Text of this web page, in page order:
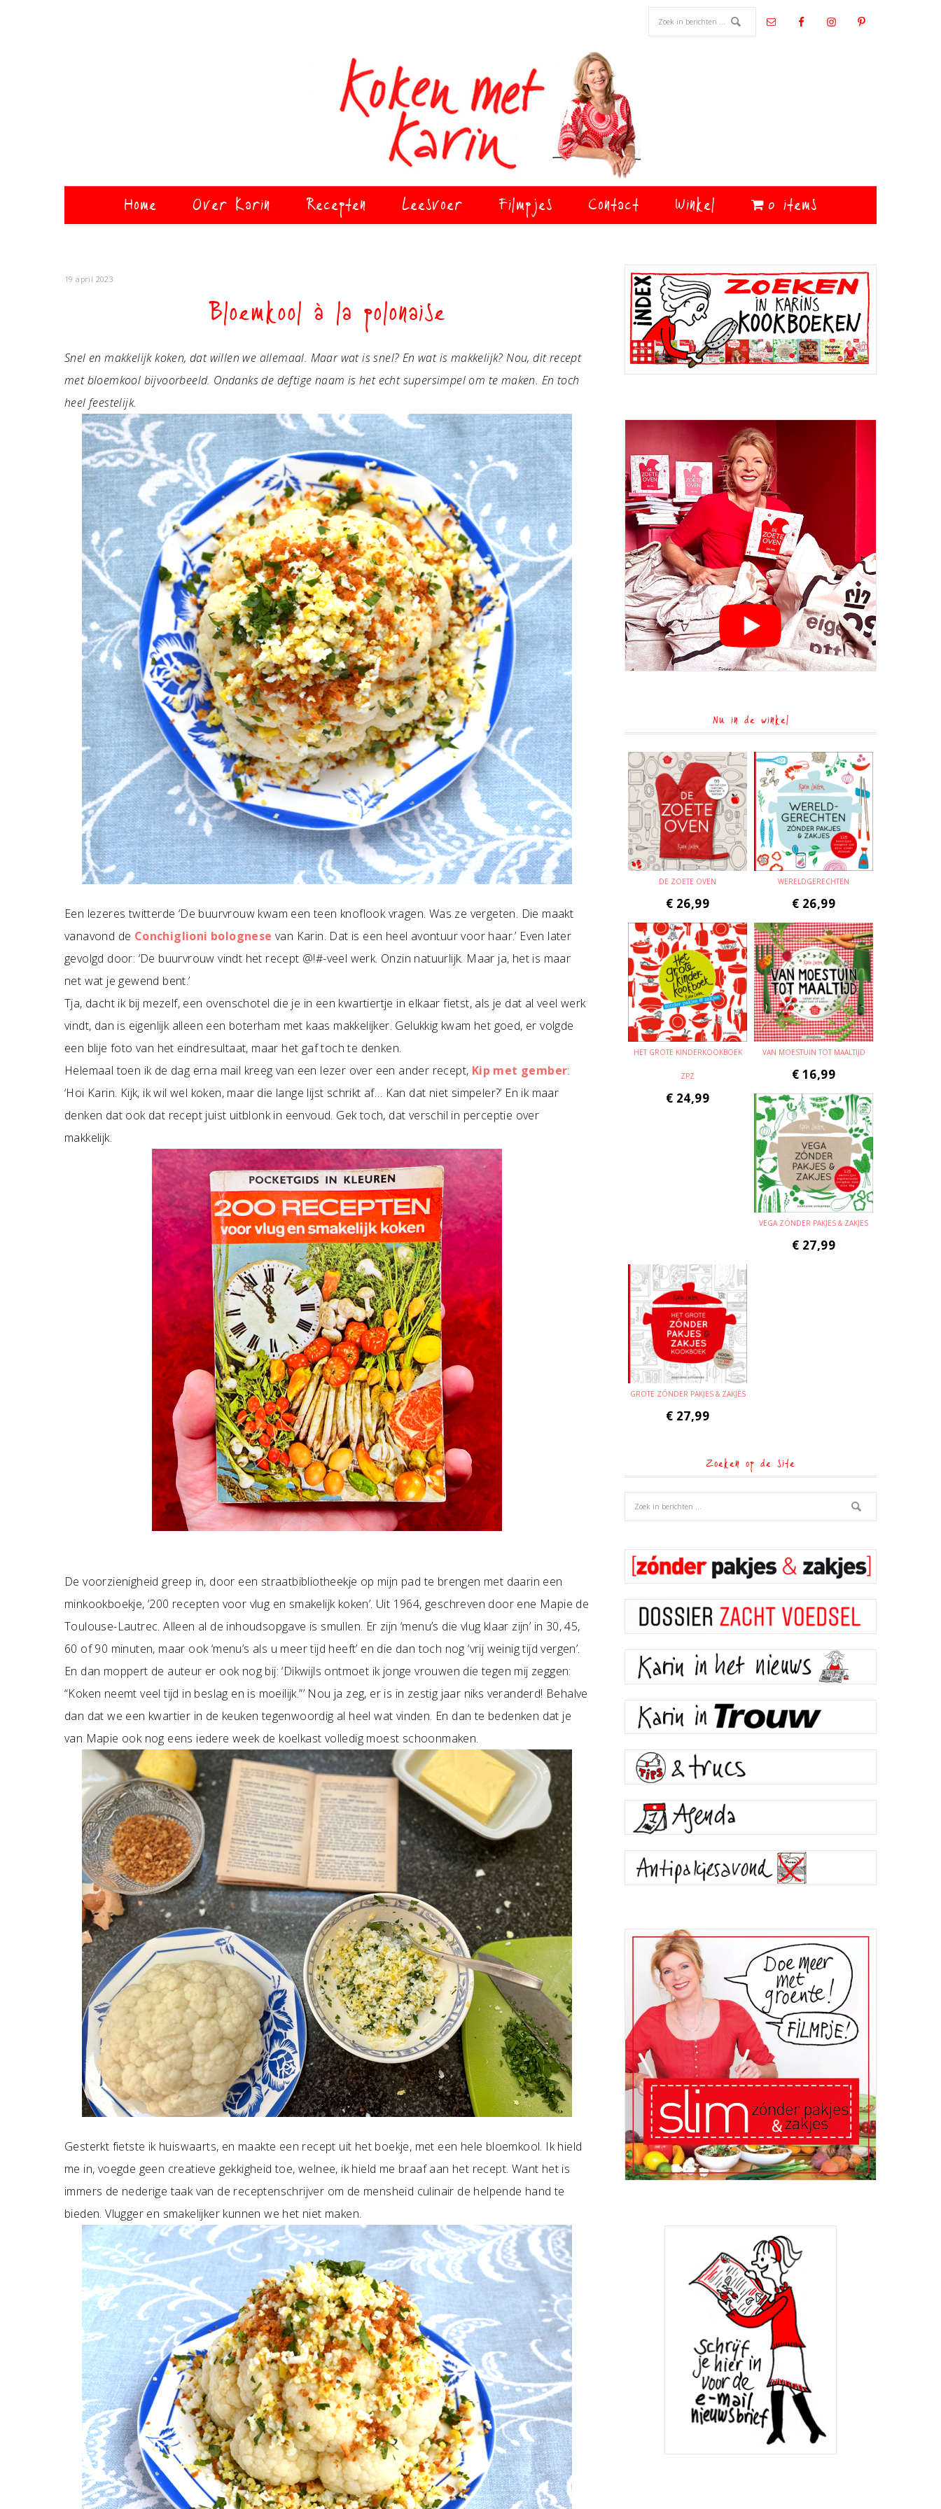
Home Over Karin Recepten Leesvoer Filmpjes Contact Winkel 0 items
19 april 2023
Bloemkool à la polonaise
Snel en makkelijk koken, dat willen we allemaal. Maar wat is snel? En wat is makkelijk? Nou, dit recept
met bloemkool bijvoorbeeld. Ondanks de deftige naam is het echt supersimpel om te maken. En toch
heel feestelijk.
Een lezeres twitterde ‘De buurvrouw kwam een teen knoflook vragen. Was ze vergeten. Die maakt
vanavond de Conchiglioni bolognese van Karin. Dat is een heel avontuur voor haar.’ Even later
gevolgd door: ‘De buurvrouw vindt het recept @!#-veel werk. Onzin natuurlijk. Maar ja, het is maar
net wat je gewend bent.’
Tja, dacht ik bij mezelf, een ovenschotel die je in een kwartiertje in elkaar fietst, als je dat al veel werk
vindt, dan is eigenlijk alleen een boterham met kaas makkelijker. Gelukkig kwam het goed, er volgde
een blije foto van het eindresultaat, maar het gaf toch te denken.
Helemaal toen ik de dag erna mail kreeg van een lezer over een ander recept, Kip met gember:
‘Hoi Karin. Kijk, ik wil wel koken, maar die lange lijst schrikt af… Kan dat niet simpeler?’ En ik maar
denken dat ook dat recept juist uitblonk in eenvoud. Gek toch, dat verschil in perceptie over
makkelijk.
De voorzienigheid greep in, door een straatbibliotheekje op mijn pad te brengen met daarin een
minkookboekje, ‘200 recepten voor vlug en smakelijk koken’. Uit 1964, geschreven door ene Mapie de
Toulouse-Lautrec. Alleen al de inhoudsopgave is smullen. Er zijn ‘menu’s die vlug klaar zijn’ in 30, 45,
60 of 90 minuten, maar ook ‘menu’s als u meer tijd heeft’ en die dan toch nog ‘vrij weinig tijd vergen’.
En dan moppert de auteur er ook nog bij: ‘Dikwijls ontmoet ik jonge vrouwen die tegen mij zeggen:
“Koken neemt veel tijd in beslag en is moeilijk.”’ Nou ja zeg, er is in zestig jaar niks veranderd! Behalve
dan dat we een kwartier in de keuken tegenwoordig al heel wat vinden. En dan te bedenken dat je
van Mapie ook nog eens iedere week de koelkast volledig moest schoonmaken.
Gesterkt fietste ik huiswaarts, en maakte een recept uit het boekje, met een hele bloemkool. Ik hield
me in, voegde geen creatieve gekkigheid toe, welnee, ik hield me braaf aan het recept. Want het is
immers de nederige taak van de receptenschrijver om de mensheid culinair de helpende hand te
bieden. Vlugger en smakelijker kunnen we het niet maken.
Primaire
Sidebar
Nu in de winkel
DE ZOETE OVEN
€ 26,99
WERELDGERECHTEN
€ 26,99
HET GROTE KINDERKOOKBOEK
ZPZ
€ 24,99
VAN MOESTUIN TOT MAALTIJD
€ 16,99
VEGA ZÓNDER PAKJES & ZAKJES
€ 27,99
GROTE ZÓNDER PAKJES & ZAKJES
€ 27,99
Zoeken op de site